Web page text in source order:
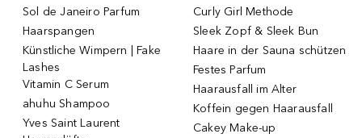
Sol de Janeiro Parfum
Haarspangen
Künstliche Wimpern | Fake
Lashes
Vitamin C Serum
ahuhu Shampoo
Yves Saint Laurent
Curly Girl Methode
Sleek Zopf & Sleek Bun
Haare in der Sauna schützen
Festes Parfum
Haarausfall im Alter
Koffein gegen Haarausfall
Cakey Make-up